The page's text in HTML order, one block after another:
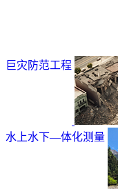
巨灾防范工程
水上水下—体化测量